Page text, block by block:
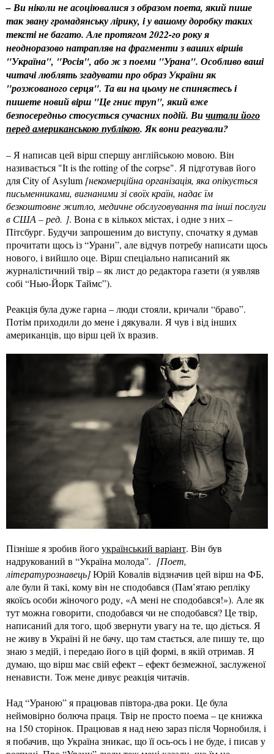
– Ви ніколи не асоціювалися з образом поета, який пише
так звану громадянську лірику, і у вашому доробку таких
тексті не багато. Але протягом 2022-го року я
неодноразово натрапляв на фрагменти з ваших віршів
"Україна", "Росія", або ж з поеми "Урана". Особливо ваші
читачі люблять згадувати про образ України як
"розжованого серця". Та ви на цьому не спиняєтесь і
пишете новий вірш "Це гниє труп", який вже
безпосередньо стосується сучасних подій. Вичитали його
перед американською публікою. Як вони реагували?
– Я написав цей вірш спершу англійською мовою. Він
називається "It is the rotting of the corpse". Я підготував його
для City of Asylum[некомерційна організація, яка опікується
письменниками, вигнаними зі своїх країн, надає їм
безкоштовне житло, медичне обслуговування та інші послуги
в США – ред. ]. Вона є в кількох містах, і одне з них –
Пітсбург. Будучи запрошеним до виступу, спочатку я думав
прочитати щось із “Урани”, але відчув потребу написати щось
нового, і вийшло оце. Вірш спеціально написаний як
журналістичний твір – як лист до редактора газети (я уявляв
собі “Нью-Йорк Таймс”).
Реакція була дуже гарна – люди стояли, кричали “браво”.
Потім приходили до мене і дякували. Я чув і від інших
американців, що вірш цей їх вразив.
Пізніше я зробив йогоукраїнський варіант. Він був
надрукований в “Україна молода”. [Поет,
літературознавець]Юрій Ковалів відзначив цей вірш на ФБ,
але були й такі, кому він не сподобався (Пам’ятаю репліку
якоїсь особи жіночого роду, «А мені не сподобався!»). Але як
тут можна говорити, сподобався чи не сподобався? Це твір,
написаний для того, щоб звернути увагу на те, що діється. Я
не живу в Україні й не бачу, що там стається, але пишу те, що
знаю з медій, і передаю його в цій формі, в якій отримав. Я
думаю, що вірш має свій ефект – ефект безмежної, заслуженої
ненависти. Тож мене дивує реакція читачів.
Над “Ураною” я працював півтора-два роки. Це була
неймовірно болюча праця. Твір не просто поема – це книжка
на 150 сторінок. Працював я над нею зараз після Чорнобиля, і
я побачив, що Україна зникає, що її ось-ось і не буде, і писав у